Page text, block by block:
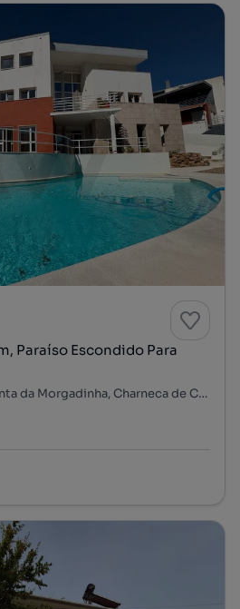
Paraíso Escondido Para
Rua Rogério Paulo, Quinta da Morgadinha, Charneca de Caparica e Sobreda, Almada, Setúbal